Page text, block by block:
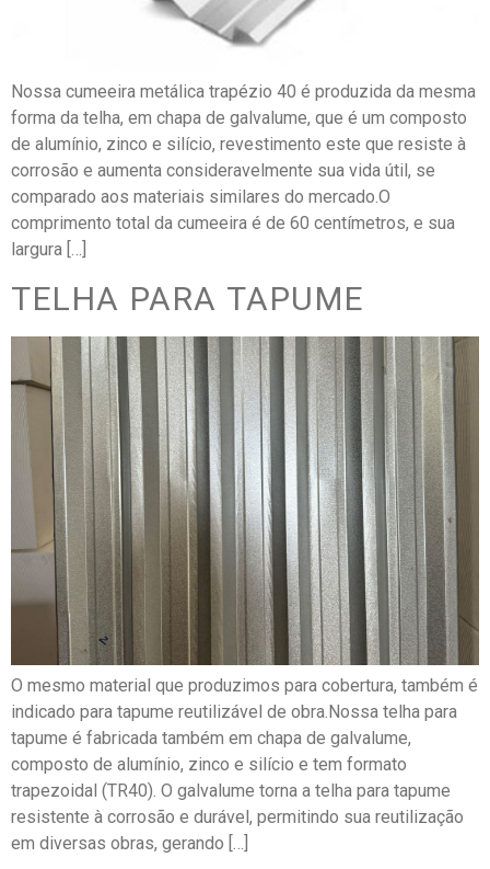
Nossa cumeeira metálica trapézio 40 é produzida da mesma
forma da telha, em chapa de galvalume, que é um composto
de alumínio, zinco e silício, revestimento este que resiste à
corrosão e aumenta consideravelmente sua vida útil, se
comparado aos materiais similares do mercado.O
comprimento total da cumeeira é de 60 centímetros, e sua
largura […]
TELHA PARA TAPUME
O mesmo material que produzimos para cobertura, também é
indicado para tapume reutilizável de obra.Nossa telha para
tapume é fabricada também em chapa de galvalume,
composto de alumínio, zinco e silício e tem formato
trapezoidal (TR40). O galvalume torna a telha para tapume
resistente à corrosão e durável, permitindo sua reutilização
em diversas obras, gerando […]